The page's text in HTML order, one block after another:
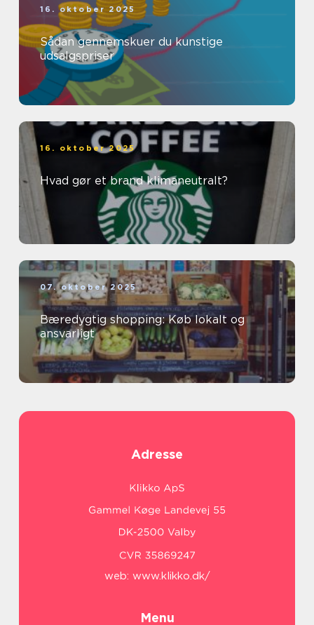
16. oktober 2025
Sådan gennemskuer du kunstige
udsalgspriser
16. oktober 2025
Hvad gør et brand klimaneutralt?
07. oktober 2025
Bæredygtig shopping: Køb lokalt og
ansvarligt
Adresse
web: www.klikko.dk/
Menu